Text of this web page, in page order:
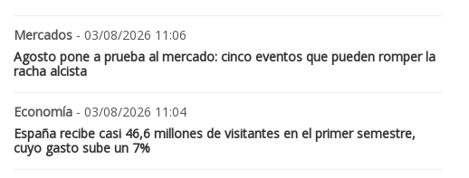
Mercados - 03/08/2026 11:06
Agosto pone a prueba al mercado: cinco eventos que pueden romper la
racha alcista
Economía - 03/08/2026 11:04
España recibe casi 46,6 millones de visitantes en el primer semestre,
cuyo gasto sube un 7%